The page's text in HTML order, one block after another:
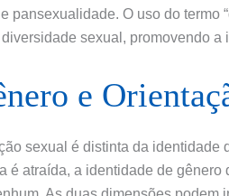
pansexualidade. O uso do termo
sexual, promovendo a
e
sexual é distinta da identidade
é atraída, a identidade de gênero